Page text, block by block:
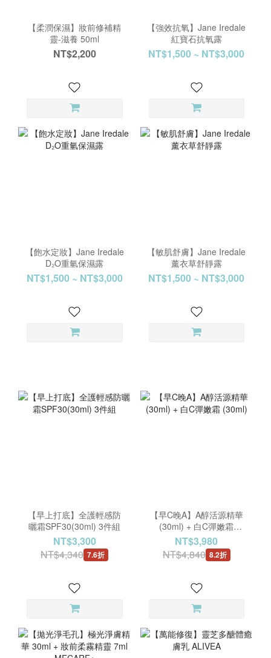
【柔潤保濕】妝前修補精
靈-滋養 50ml
NT$2,200
【強效抗氧】Jane Iredale
紅寶石抗氧露
NT$1,500 ~ NT$3,000
【飽水定妝】Jane Iredale
D₂O重氫保濕露
NT$1,500 ~ NT$3,000
【敏肌舒膚】Jane Iredale
薰衣草舒靜露
NT$1,500 ~ NT$3,000
【早上打底】全護輕感防
曬霜SPF30(30ml) 3件組
NT$3,300
NT$4,340 7.6折
【早C晚A】A醇活源精華
(30ml) + 白C彈嫩霜
(30ml)
NT$3,980
NT$4,840 8.2折